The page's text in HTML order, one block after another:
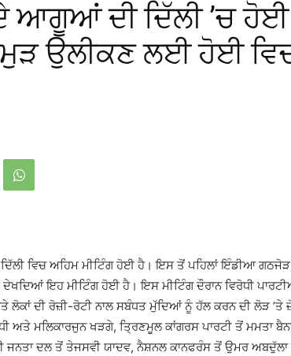
ਆਗੂਆਂ ਦੀ ਦਿੱਲੀ ’ਚ ਹੋਈ
ਉਲੀਕਣ ਲਈ ਹੋਈ
ਵਿਚ ਅਹਿਮ ਮੀਟਿੰਗ ਹੋਈ ਹੈ। ਇਸ ਤੋਂ ਪਹਿਲਾਂ ਇੰਡੀਆ
ਇਹ ਮੀਟਿੰਗ ਹੋਈ ਹੈ। ਇਸ ਮੀਟਿੰਗ ਦੌਰਾਨ ਵਿਰੋਧੀ
ਦੀ ਰੋਜ਼ੀ-ਰੋਟੀ ਨਾਲ ਸਬੰਧਤ ਮੁੱਦਿਆਂ ਨੂੰ ਹੱਲ ਕਰਨ ਦੀ ਲੋੜ ’ਤੇ
ਅਤੇ ਮਲਿਕਾਰਜੁਨ ਖੜਗੇ, ਤਿ੍ਰਣਮੂਲ ਕਾਂਗਰਸ ਪਾਰਟੀ ਤੋਂ ਮਮਤਾ
ਜਨਤਾ ਦਲ ਤੋਂ ਤੇਜਸਵੀ ਯਾਦਵ, ਨੈਸ਼ਨਲ ਕਾਨਫਰੰਸ ਤੋਂ ਉਮਰ